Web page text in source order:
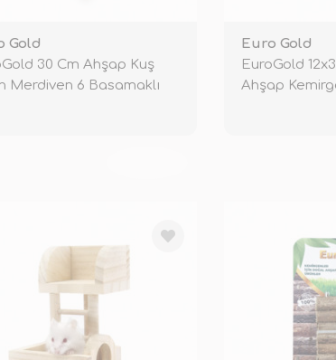
Gold
30 Cm Ahşap Kuş
Merdiven 6 Basamaklı
Euro Gold
EuroGold
Ahşap